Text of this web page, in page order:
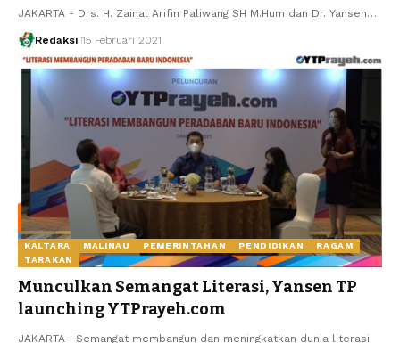
JAKARTA - Drs. H. Zainal Arifin Paliwang SH M.Hum dan Dr. Yansen…
Redaksi 15 Februari 2021
KALTARA MALINAU PEMERINTAHAN PENDIDIKAN
RAGAM
TARAKAN
Munculkan Semangat Literasi, Yansen TP
launching YTPrayeh.com
JAKARTA– Semangat membangun dan meningkatkan dunia literasi